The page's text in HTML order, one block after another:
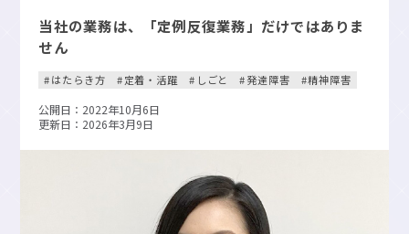
当社の業務は、「定例反復業務」だけではありま
せん
はたらき方 定着・活躍 しごと 発達障害 精神障害
公開日：2022年10月6日
更新日：2026年3月9日